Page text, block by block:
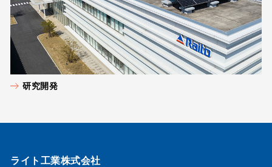
研究開発
ライト工業株式会社